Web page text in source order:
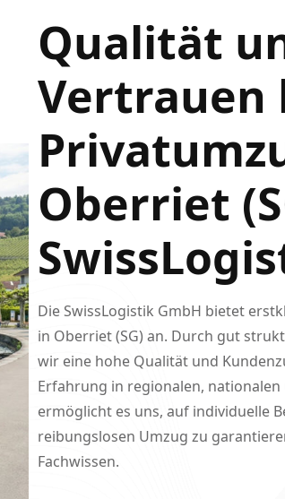
Qualität
Vertrauen
Oberriet
Die SwissLogistik GmbH bietet
in Oberriet (SG) an. Durch gut
wir eine hohe Qualität und
Erfahrung in regionalen,
ermöglicht es uns, auf individuelle
reibungslosen Umzug zu
Fachwissen.